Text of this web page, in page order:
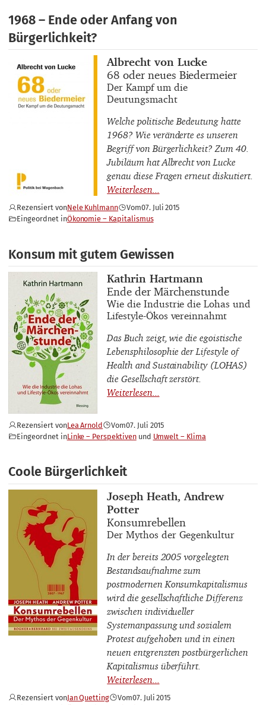
1968 – Ende oder Anfang von
Bürgerlichkeit?
Buchautor_innen
Albrecht von Lucke
Buchtitel
68 oder neues Biedermeier
Buchuntertitel
Der Kampf um die
Deutungsmacht
Welche politische Bedeutung hatte
1968? Wie veränderte es unseren
Begriff von Bürgerlichkeit? Zum 40.
Jubiläum hat Albrecht von Lucke
genau diese Fragen erneut diskutiert.
Rezensiert vonNele Kuhlmann Vom07. Juli 2015
Eingeordnet inÖkonomie – Kapitalismus
Konsum mit gutem Gewissen
Buchautor_innen
Kathrin Hartmann
Buchtitel
Ende der Märchenstunde
Buchuntertitel
Wie die Industrie die Lohas und
Lifestyle-Ökos vereinnahmt
Das Buch zeigt, wie die egoistische
Lebensphilosophie der Lifestyle of
Health and Sustainability (LOHAS)
die Gesellschaft zerstört.
Rezensiert vonLea Arnold Vom07. Juli 2015
Eingeordnet inLinke – Perspektiven Umwelt – Klima
Coole Bürgerlichkeit
Buchautor_innen
Joseph Heath, Andrew
Potter
Buchtitel
Konsumrebellen
Buchuntertitel
Der Mythos der Gegenkultur
In der bereits 2005 vorgelegten
Bestandsaufnahme zum
postmodernen Konsumkapitalismus
wird die gesellschaftliche Differenz
zwischen individueller
Systemanpassung und sozialem
Protest aufgehoben und in einen
neuen entgrenzten postbürgerlichen
Kapitalismus überführt.
Rezensiert vonJan Quetting Vom07. Juli 2015